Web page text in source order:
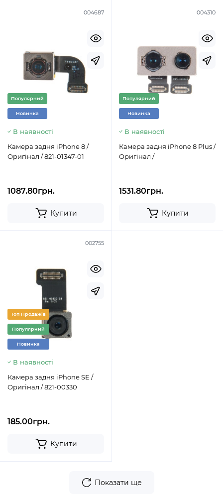
004687
Популярний
Новинка
В наявності
Камера задня iPhone 8 /
Оригінал / 821-01347-01
1087.80грн.
Купити
004310
Популярний
Новинка
В наявності
Камера задня iPhone 8 Plus /
Оригінал /
1531.80грн.
Купити
002755
Топ Продажів
Популярний
Новинка
В наявності
Камера задня iPhone SE /
Оригінал / 821-00330
185.00грн.
Купити
Показати ще